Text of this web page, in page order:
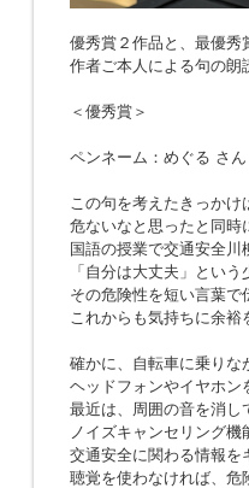
優秀賞２作品と、最優秀
作者ご本人による句の朗
＜優秀賞＞
ペンネーム：めぐる さ
この句を考えたきっか
危ないなと思ったと同時
国語の授業で交通安全川
「自分は大丈夫」とい
その危険性を短い言葉
これからも気持ちに余
確かに、自転車に乗りな
ヘッドフォンやイヤホン
最近は、周囲の音を消し
ノイズキャンセリング機
交通安全に関わる情報を
聴覚を使わなければ、危